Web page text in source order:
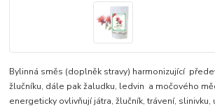
Bylinná směs (doplněk stravy) harmonizující
žlučníku, dále pak žaludku, ledvin a močového
energeticky ovlivňují játra, žlučník, trávení, slinivku,